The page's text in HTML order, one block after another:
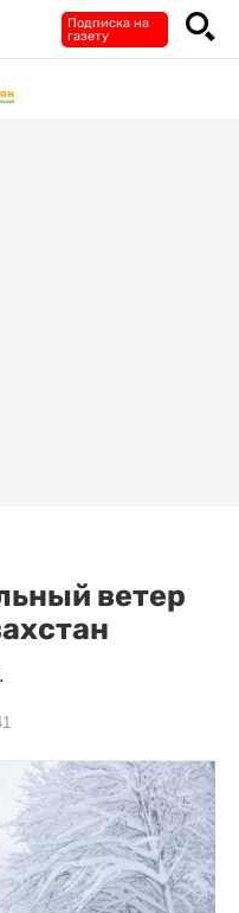
Подписка на
газету
ветер